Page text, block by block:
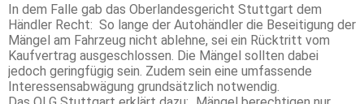
In dem Falle gab das Oberlandesgericht Stuttgart dem
Händler Recht: So lange der Autohändler die Beseitigung der
Mängel am Fahrzeug nicht ablehne, sei ein Rücktritt vom
Kaufvertrag ausgeschlossen. Die Mängel sollten dabei
jedoch geringfügig sein. Zudem sein eine umfassende
Interessensabwägung grundsätzlich notwendig.